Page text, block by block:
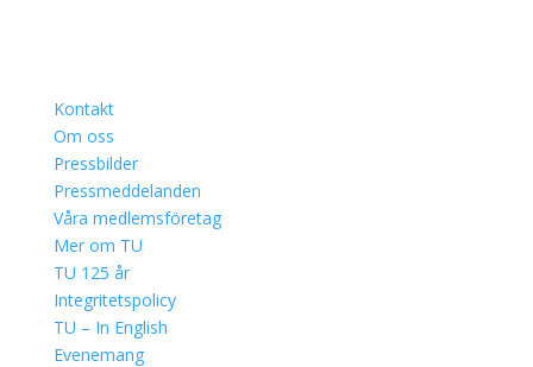
Kontakt
Om oss
Pressbilder
Pressmeddelanden
Våra medlemsföretag
Mer om TU
TU 125 år
Integritetspolicy
TU – In English
Evenemang